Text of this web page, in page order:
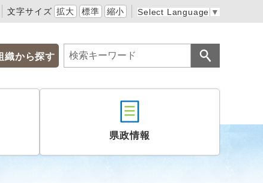
文字サイズ 拡大 標準 縮小 Select Language ▼
織から探す
県政情報